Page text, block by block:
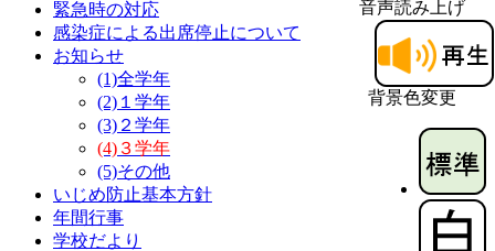
音声読み上げ
背景色変更
緊急時の対応
感染症による出席停止について
お知らせ
(1)全学年
(2)１学年
(3)２学年
(4)３学年
(5)その他
いじめ防止基本方針
年間行事
学校だより